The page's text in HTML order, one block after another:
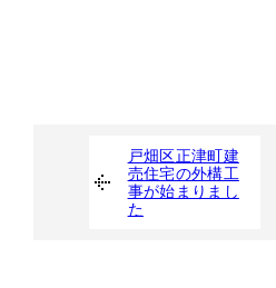
戸畑区正津町建
売住宅の外構工
事が始まりまし
た